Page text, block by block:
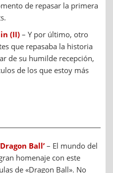
de repasar la primera
(II) – Y por último, otro
que repasaba la historia
de su humilde recepción,
de los que estoy más
Ball’ – El mundo del
homenaje con este
de «Dragon Ball». No